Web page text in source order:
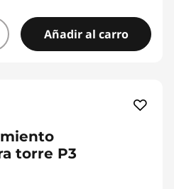
Añadir al carro
torre P3